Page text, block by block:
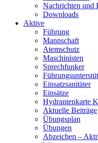
Nachrichten und
Downloads
Aktive
Führung
Mannschaft
Atemschutz
Maschinisten
Sprechfunker
Einsatzsanitäter
Einsätze
Hydrantenkarte
Aktuelle Beiträge
Übungsplan
Übungen
Abzeichen –